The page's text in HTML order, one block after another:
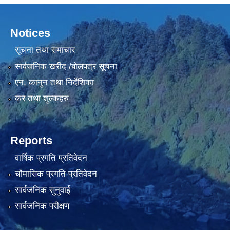
Notices
सूचना तथा समाचार
सार्वजनिक खरीद /बोलपत्र सूचना
एन, कानुन तथा निर्देशिका
कर तथा शुल्कहरु
Reports
वार्षिक प्रगति प्रतिवेदन
चौमासिक प्रगति प्रतिवेदन
सार्वजनिक सुनुवाई
सार्वजनिक परीक्षण